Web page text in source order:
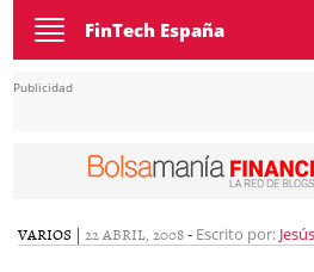
Toggle
navigation
FinTech España
Publicidad
VARIOS | 22 ABRIL, 2008- Escrito por: